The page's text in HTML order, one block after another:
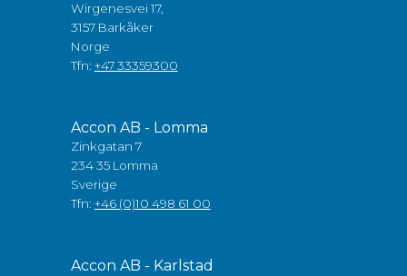
Wirgenesvei 17,
3157 Barkåker
Norge
Tfn: +47 33359300
Accon AB - Lomma
Zinkgatan 7
234 35 Lomma
Sverige
Tfn: +46 (0)10 498 61 00
Accon AB - Karlstad